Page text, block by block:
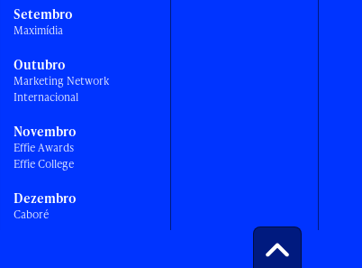
Setembro
Maximídia
Outubro
Marketing Network
Internacional
Novembro
Effie Awards
Effie College
Dezembro
Caboré